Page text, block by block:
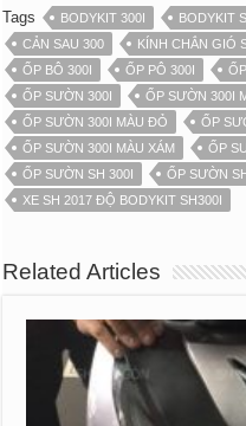
Tags BODYKIT 300I BODYKIT
CẢN SAU 300
KÍNH CHẮN GIÓ
ỐP BÔ 300I
ỐP PÔ 300I
ỐP SƯỜN 300I
ỐP SƯỜN 300I
ỐP SƯỜN 300I MÀU ĐỎ
ỐP
ỐP SƯỜN 300I MÀU XÁM
ỐP
ỐP SƯỜN SH 300I
ỐP SƯỜN
XE SH 2017 ĐỘ BODYKIT SH300I
Related Articles